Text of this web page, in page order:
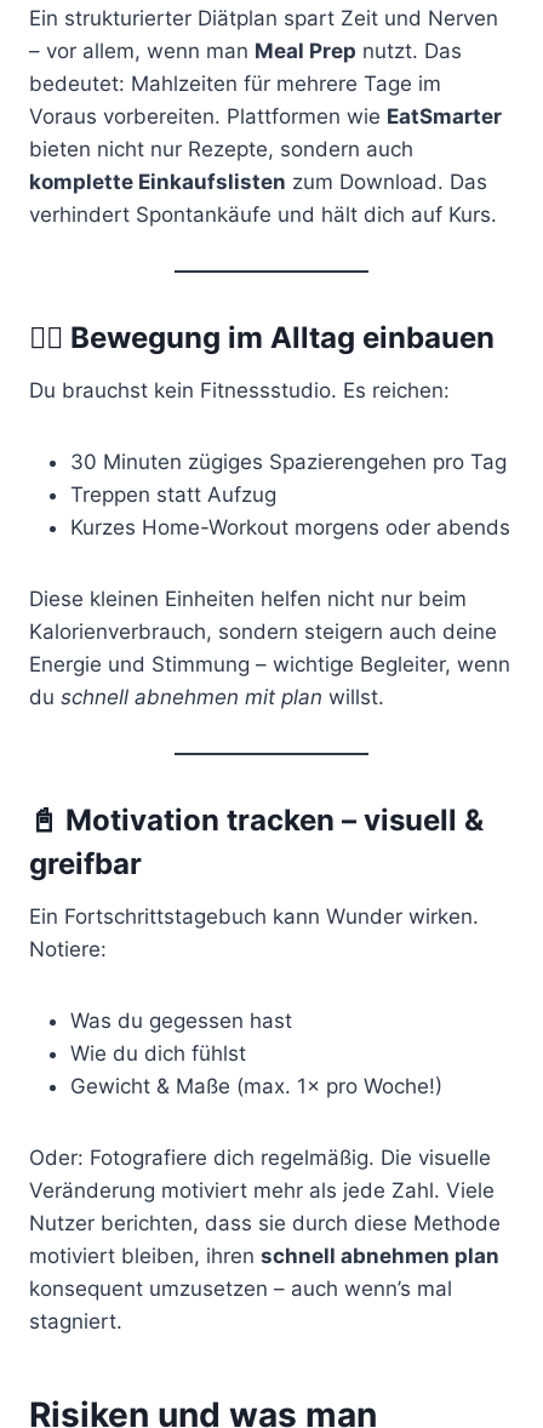
Ein strukturierter Diätplan spart Zeit und Nerven
– vor allem, wenn man Meal Prep nutzt. Das
bedeutet: Mahlzeiten für mehrere Tage im
Voraus vorbereiten. Plattformen wie EatSmarter
bieten nicht nur Rezepte, sondern auch
komplette Einkaufslisten zum Download. Das
verhindert Spontankäufe und hält dich auf Kurs.
🚶‍♂️ Bewegung im Alltag einbauen
Du brauchst kein Fitnessstudio. Es reichen:
30 Minuten zügiges Spazierengehen pro Tag
Treppen statt Aufzug
Kurzes Home-Workout morgens oder abends
Diese kleinen Einheiten helfen nicht nur beim
Kalorienverbrauch, sondern steigern auch deine
Energie und Stimmung – wichtige Begleiter, wenn
du schnell abnehmen mit plan willst.
📓 Motivation tracken – visuell &
greifbar
Ein Fortschrittstagebuch kann Wunder wirken.
Notiere:
Was du gegessen hast
Wie du dich fühlst
Gewicht & Maße (max. 1× pro Woche!)
Oder: Fotografiere dich regelmäßig. Die visuelle
Veränderung motiviert mehr als jede Zahl. Viele
Nutzer berichten, dass sie durch diese Methode
motiviert bleiben, ihren schnell abnehmen plan
konsequent umzusetzen – auch wenn’s mal
stagniert.
Risiken und was man